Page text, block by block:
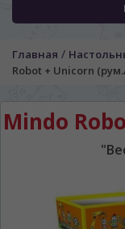
Главная /
Robot + Unicorn
Mindo